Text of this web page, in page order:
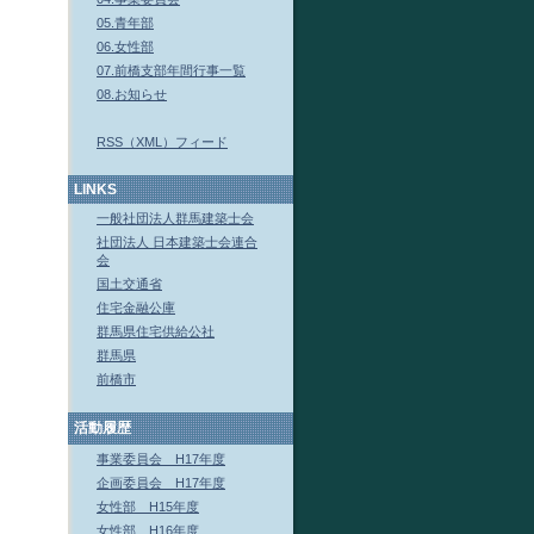
05.青年部
06.女性部
07.前橋支部年間行事一覧
08.お知らせ
RSS（XML）フィード
LINKS
一般社団法人群馬建築士会
社団法人 日本建築士会連合
会
国土交通省
住宅金融公庫
群馬県住宅供給公社
群馬県
前橋市
活動履歴
事業委員会 H17年度
企画委員会 H17年度
女性部 H15年度
女性部 H16年度